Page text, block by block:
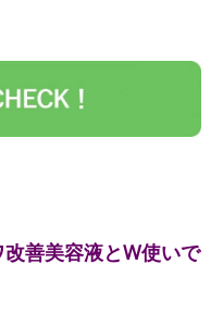
善美容液とW使いで